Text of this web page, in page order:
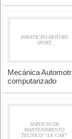
PARAVICINI MOTORS
SPORT
Mecánica
computarizado
SERVICIO DE
MANTENIMIENTO
TECNICO “LE CAR”